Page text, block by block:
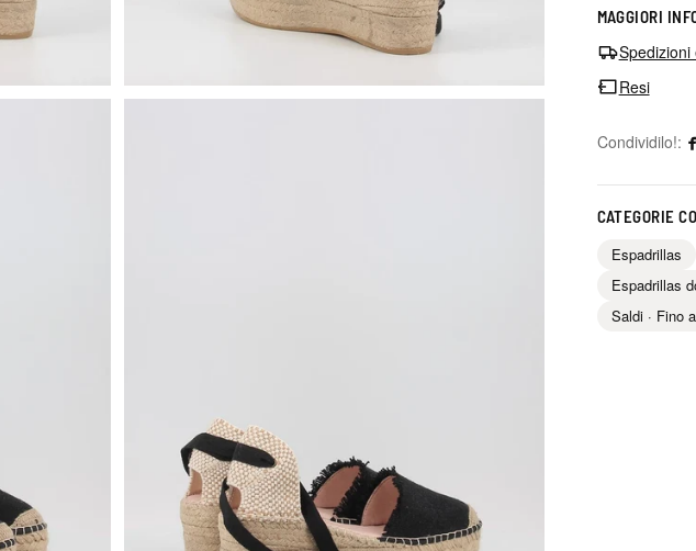
MAGGIORI
Resi
Condividilo!:
CATEGORIE
Espadrillas
Espadrillas
Saldi · Fino